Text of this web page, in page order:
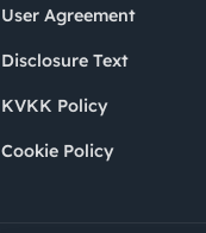
User Agreement
Disclosure Text
KVKK Policy
Cookie Policy